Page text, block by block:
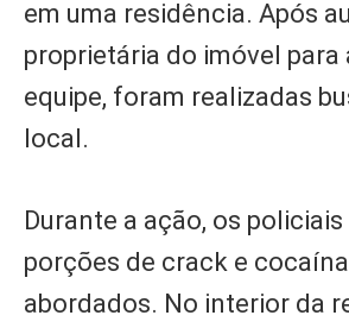
em uma residência. Após
proprietária do imóvel para
equipe, foram realizadas
local.
Durante a ação, os
porções de crack e
abordados. No interior da